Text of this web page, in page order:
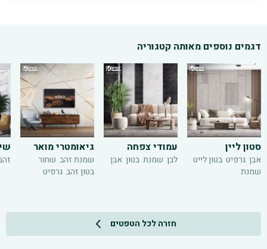
דגמים נוספים מאותה קטגוריה
סטון ליין
אבן גרפיט בטון לייט
שמנת
עמודי צפחה
לבן שמנת בטון אבן
גיאומטרי מואר
שמנת זהב שחור
בטון זהב גרפיט
חזרה לכל הטפטים